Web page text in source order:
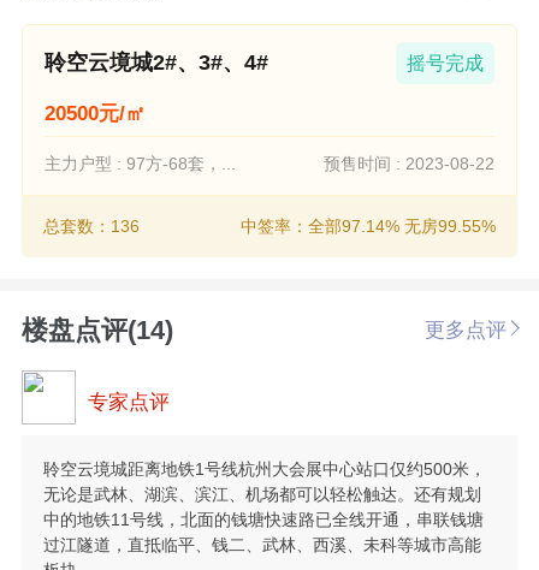
聆空云境城2#、3#、4# 摇号完成
20500元/㎡
主力户型 : 97方-68套，... 预售时间 : 2023-08-22
总套数：136 中签率：全部97.14% 无房99.55%
楼盘点评(14) 更多点评
专家点评
聆空云境城距离地铁1号线杭州大会展中心站口仅约500米，
无论是武林、湖滨、滨江、机场都可以轻松触达。还有规划
中的地铁11号线，北面的钱塘快速路已全线开通，串联钱塘
过江隧道，直抵临平、钱二、武林、西溪、未科等城市高能